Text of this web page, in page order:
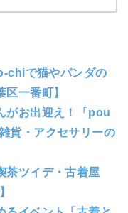
chiで猫やパンダの
一番町】
がお出迎え！「pou
貨・アクセサリーの
茶ツイデ・古着屋